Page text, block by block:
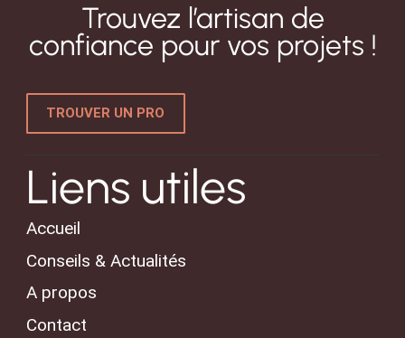
Trouvez l’artisan de
confiance pour vos projets !
TROUVER UN PRO
Liens utiles
Accueil
Conseils & Actualités
A propos
Contact